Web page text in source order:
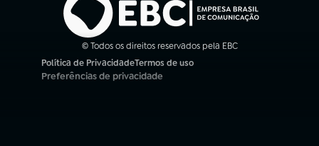
© Todos os direitos reservados pela EBC
Política de Privacidade
(abre em nova aba)
Termos de uso
(abre em nova aba)
Preferências de privacidade